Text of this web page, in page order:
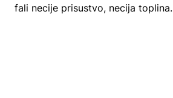
fali necije prisustvo, necija toplina.